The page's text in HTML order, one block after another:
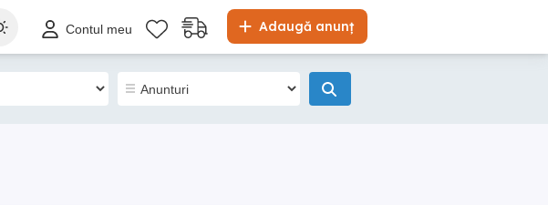
Adaugă anunț
Contul meu